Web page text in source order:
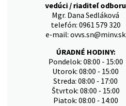
vedúci / riaditeľ odboru
Mgr. Dana Sedláková
telefón: 0961 579 320
e-mail: ovvs.sn@minv.sk
ÚRADNÉ HODINY:
Pondelok: 08:00 - 15:00
Utorok: 08:00 - 15:00
Streda: 08:00 - 17:00
Štvrtok: 08:00 - 15:00
Piatok: 08:00 - 14:00